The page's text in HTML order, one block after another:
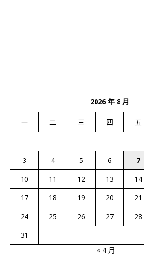
2026 年 8 月
一 二 三 四 五
3
4 5 6 7
10
11 12 13 14
17
18 19 20 21
24
25 26 27 28
31
« 4 月